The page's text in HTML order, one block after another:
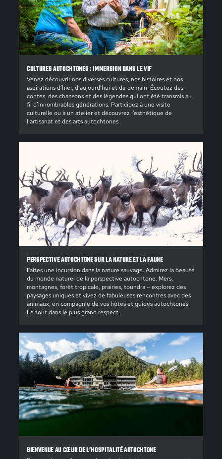
CULTURES AUTOCHTONES : IMMERSION DANS LE VIF
Venez découvrir nos diverses cultures, nos histoires et nos
aspirations d’hier, d’aujourd’hui et de demain. Écoutez des
contes, des chansons et des légendes qui ont été transmis au
fil d’innombrables générations. Participez à une visite
culturelle ou à un atelier et découvrez l’esthétique de
l’artisanat et des arts autochtones.
PERSPECTIVE AUTOCHTONE SUR LA NATURE ET LA FAUNE
Faites une incursion dans la nature sauvage. Admirez la beauté
du monde naturel de la perspective autochtone. Mers,
montagnes, forêt tropicale, prairies, toundra – explorez des
paysages uniques et vivez de fabuleuses rencontres avec des
animaux, en compagnie de vos hôtes et guides autochtones.
Le tout dans le plus grand respect.
BIENVENUE AU CŒUR DE L’HOSPITALITÉ AUTOCHTONE